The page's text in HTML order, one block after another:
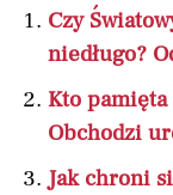
Czy
niedługo?
Kto
Obchodzi
Jak chroni